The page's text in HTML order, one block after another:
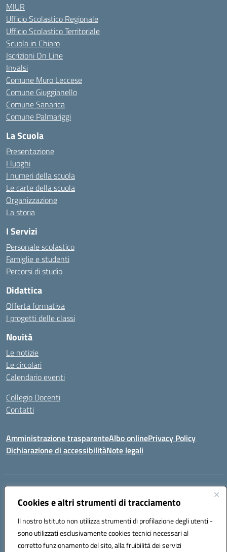
Cookies e altri strumenti di tracciamento
Il nostro Istituto non utilizza strumenti di profilazione degli utenti -
sono utilizzati esclusivamente cookies tecnici necessari al
corretto funzionamento del sito, alla fruibilità dei servizi
MIUR
Ufficio Scolastico Regionale
Ufficio Scolastico Territoriale
Scuola in Chiaro
Iscrizioni On Line
Invalsi
Comune Muro Leccese
Comune Giuggianello
Comune Sanarica
Comune Palmariggi
La Scuola
Presentazione
I luoghi
I numeri della scuola
Le carte della scuola
Organizzazione
La storia
I Servizi
Personale scolastico
Famiglie e studenti
Percorsi di studio
Didattica
Offerta formativa
I progetti delle classi
Novità
Le notizie
Le circolari
Calendario eventi
Collegio Docenti
Contatti
Amministrazione trasparenteAlbo onlinePrivacy Policy
Dichiarazione di accessibilitàNote legali
Indirizzo:
Centralino:+39 0836.341064 Email:leic81300l@istruzione.it
Codice fiscale: 92012610751
Codice meccanografico:
LEIC81300L